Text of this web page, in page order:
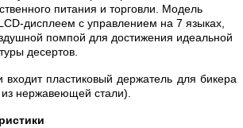
питания и торговли. Модель
дисплеем с управлением на 7 языках,
помпой для достижения идеальной
десертов.
входит пластиковый держатель для бикера
из нержавеющей стали)